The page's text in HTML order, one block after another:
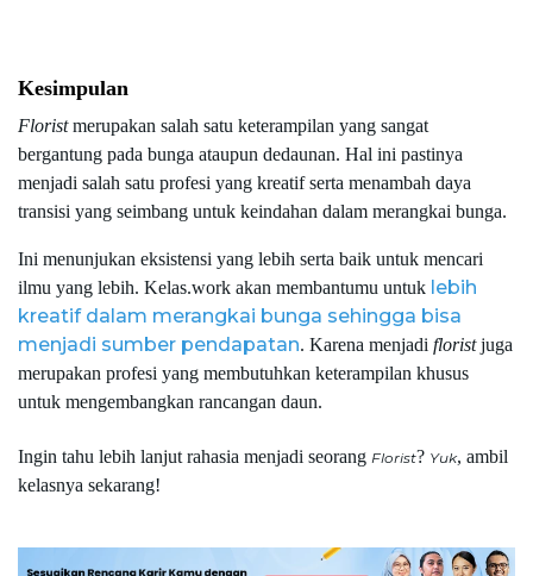
Kesimpulan
Florist merupakan salah satu keterampilan yang sangat
bergantung pada bunga ataupun dedaunan. Hal ini pastinya
menjadi salah satu profesi yang kreatif serta menambah daya
transisi yang seimbang untuk keindahan dalam merangkai bunga.
Ini menunjukan eksistensi yang lebih serta baik untuk mencari
ilmu yang lebih. Kelas.work akan membantumu untuk lebih
kreatif dalam merangkai bunga sehingga bisa
menjadi sumber pendapatan. Karena menjadi florist juga
merupakan profesi yang membutuhkan keterampilan khusus
untuk mengembangkan rancangan daun.
Ingin tahu lebih lanjut rahasia menjadi seorang Florist? Yuk, ambil
kelasnya sekarang!